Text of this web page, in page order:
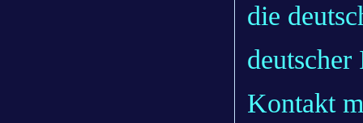
die
deutscher
Kontakt